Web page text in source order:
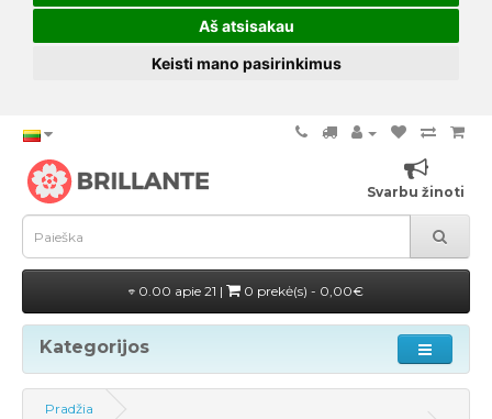
Aš atsisakau
Keisti mano pasirinkimus
Svarbu žinoti
0.00 apie 21 | 0 prekė(s) - 0,00€
Kategorijos
Pradžia